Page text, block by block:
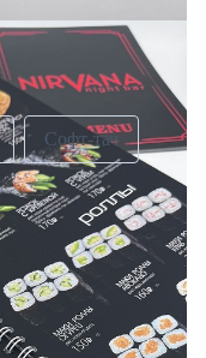
Софт-тач